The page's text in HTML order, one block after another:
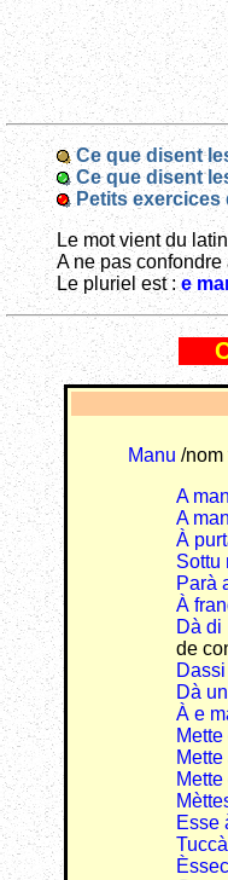
Ce que disent
Ce que disent
Petits
Le mot vient du
A ne pas
Le pluriel est : e
Manu /nom
A
A
À
Sottu
Parà
À
Dà
de
Dà
À e
Esse